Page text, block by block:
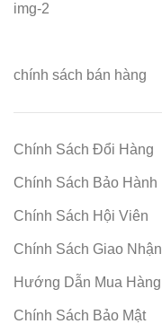
chính sách bán hàng
Chính Sách Đổi Hàng
Chính Sách Bảo Hành
Chính Sách Hội Viên
Chính Sách Giao Nhận
Hướng Dẫn Mua Hàng
Chính Sách Bảo Mật